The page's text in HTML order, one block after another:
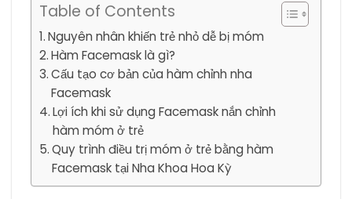
Table of Contents
Nguyên nhân khiến trẻ nhỏ dễ bị móm
Hàm Facemask là gì?
Cấu tạo cơ bản của hàm chỉnh nha
Facemask
Lợi ích khi sử dụng Facemask nắn chỉnh
hàm móm ở trẻ
Quy trình điều trị móm ở trẻ bằng hàm
Facemask tại Nha Khoa Hoa Kỳ